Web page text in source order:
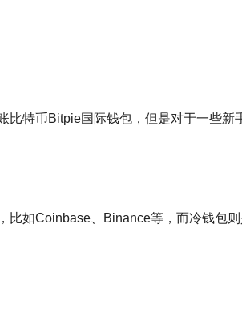
比特币Bitpie国际钱包，但是对于一些新
比如Coinbase、Binance等，而冷钱包